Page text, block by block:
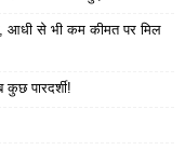
आधी से भी कम कीमत पर मिल
पारदर्शी!